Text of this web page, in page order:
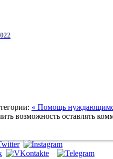
« Помощь
возможность оставлять